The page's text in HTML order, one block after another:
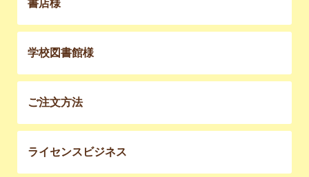
書店様
学校図書館様
ご注文方法
ライセンスビジネス